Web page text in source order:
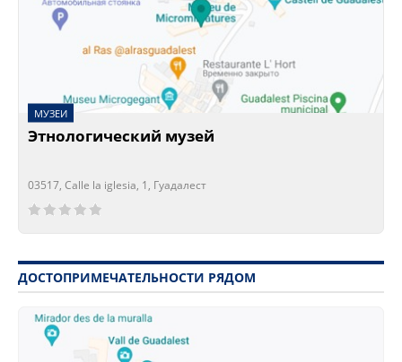
МУЗЕИ
Этнологический музей
03517, Calle la iglesia, 1, Гуадалест
Сейчас открыто!
Сейчас закрыто!
ДОСТОПРИМЕЧАТЕЛЬНОСТИ РЯДОМ